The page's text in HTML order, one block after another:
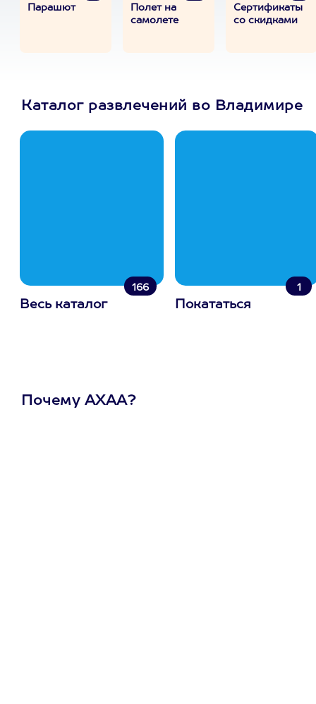
Парашют
Полет на
самолете
Сертификаты
со скидками
Каталог развлечений во Владимире
166
Весь каталог
1
Покататься
Почему АХАА?